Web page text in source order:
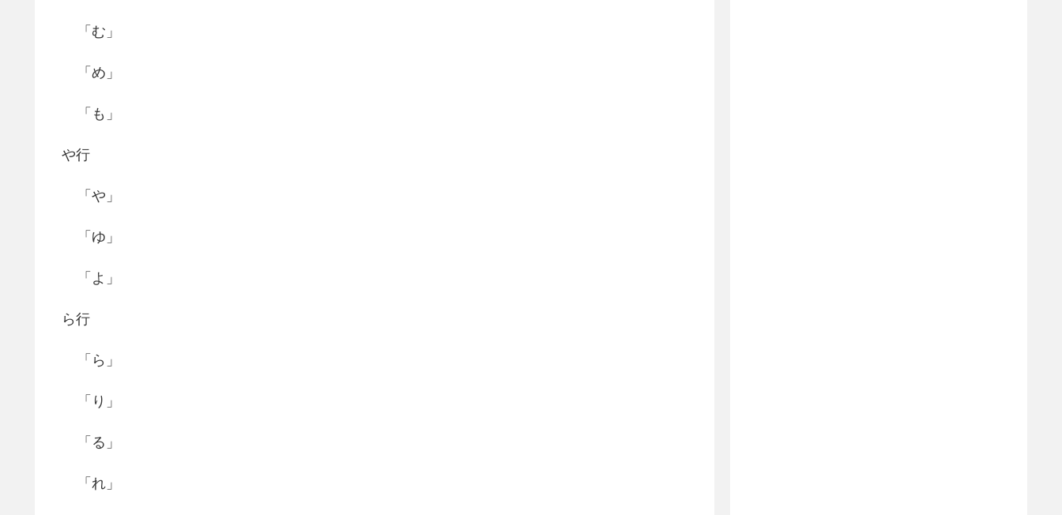
「む」
「め」
「も」
や行
「や」
「ゆ」
「よ」
ら行
「ら」
「り」
「る」
「れ」